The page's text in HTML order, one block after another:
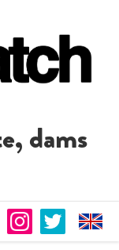
dams